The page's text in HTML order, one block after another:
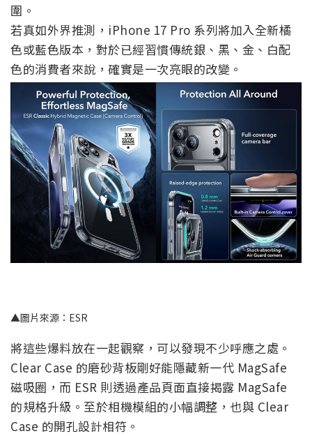
圍。
若真如外界推測，iPhone 17 Pro 系列將加入全新橘
色或藍色版本，對於已經習慣傳統銀、黑、金、白配
色的消費者來說，確實是一次亮眼的改變。
▲圖片來源：ESR
將這些爆料放在一起觀察，可以發現不少呼應之處。
Clear Case 的磨砂背板剛好能隱藏新一代 MagSafe
磁吸圈，而 ESR 則透過產品頁面直接揭露 MagSafe
的規格升級。至於相機模組的小幅調整，也與 Clear
Case 的開孔設計相符。